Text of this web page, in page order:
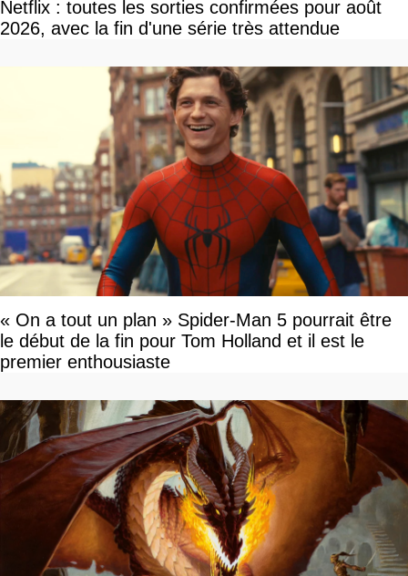
Netflix : toutes les sorties confirmées pour août
2026, avec la fin d'une série très attendue
« On a tout un plan » Spider-Man 5 pourrait être
le début de la fin pour Tom Holland et il est le
premier enthousiaste